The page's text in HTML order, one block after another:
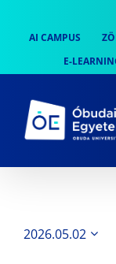
content
AI CAMPUS
E-
2026.05.02